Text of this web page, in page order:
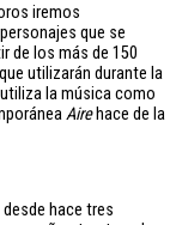
iremos
que se
de los más de 150
utilizarán durante la
la música como
Airehace de la
hace tres